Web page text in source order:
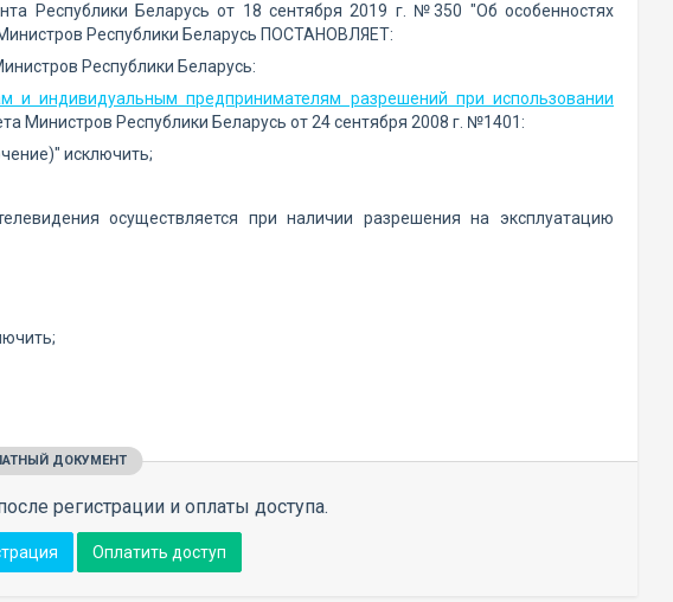
Республики Беларусь от 18 сентября 2019 г. №350 "Об особенностях
Республики Беларусь ПОСТАНОВЛЯЕТ:
Республики Беларусь:
индивидуальным предпринимателям разрешений при использовании
Министров Республики Беларусь от 24 сентября 2008 г. №1401:
исключить;
осуществляется при наличии разрешения на эксплуатацию
ДОКУМЕНТ
регистрации и оплаты доступа.
Оплатить доступ